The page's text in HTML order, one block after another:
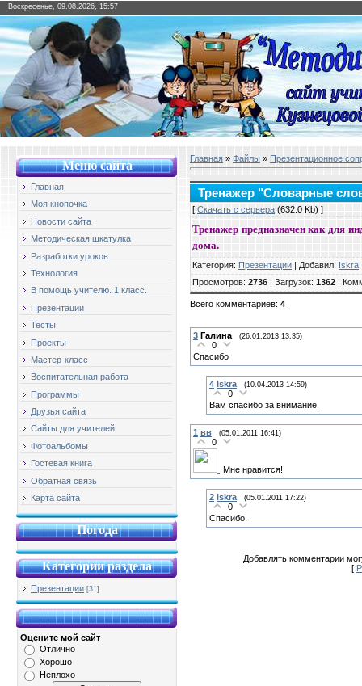
Воскресенье, 09.08.2026, 15:57
Меню сайта
Главная
Моя кнопочка
Новости сайта
Методическая шкатулка
Разработки уроков
Технология
В помощь учителю. 1 класс.
Презентации
Тесты
Проекты
Мастер-класс
Воспитательная работа
Программы
Друзья сайта
Сайты для учителей
Фотоальбомы
Гостевая книга
Обратная связь
Карта сайта
Погода
Категории раздела
Презентации [31]
Оцените мой сайт
Отлично
Хорошо
Неплохо
Главная » Файлы » Презентационное
Тренажер "Словарные
[ Скачать с сервера (632.0 Kb) ]
Тренажер предназначен как для
дома.
Категория: Презентации | Добавил: Iskra
Просмотров: 2736 | Загрузок: 1362 |
Всего комментариев: 4
3 Галина (26.01.2013 13:35)
0
Спасибо
4 Iskra (10.04.2013 14:59)
0
Вам спасибо за внимание.
1 вв (05.01.2011 16:41)
0
Мне нравится!
2 Iskra (05.01.2011 17:22)
0
Спасибо.
Добавлять комментарии
[